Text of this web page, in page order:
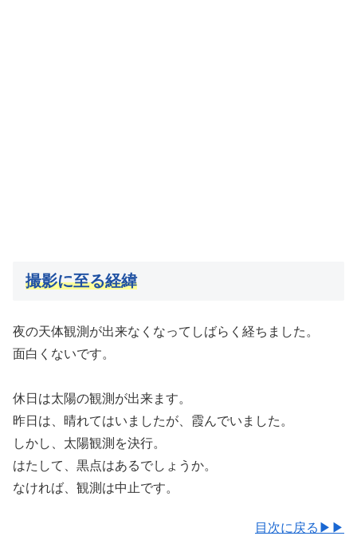
撮影に至る経緯
夜の天体観測が出来なくなってしばらく経ちました。
面白くないです。
休日は太陽の観測が出来ます。
昨日は、晴れてはいましたが、霞んでいました。
しかし、太陽観測を決行。
はたして、黒点はあるでしょうか。
なければ、観測は中止です。
目次に戻る▶▶